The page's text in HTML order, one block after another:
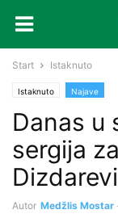
Start Istaknuto
Istaknuto Najave
Danas u
sergija
Autor Medžlis Mostar